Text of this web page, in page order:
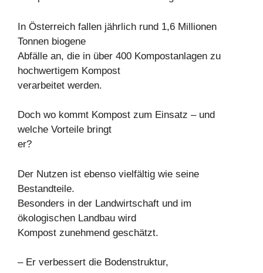
In Österreich fallen jährlich rund 1,6 Millionen
Tonnen biogene
Abfälle an, die in über 400 Kompostanlagen zu
hochwertigem Kompost
verarbeitet werden.
Doch wo kommt Kompost zum Einsatz – und
welche Vorteile bringt
er?
Der Nutzen ist ebenso vielfältig wie seine
Bestandteile.
Besonders in der Landwirtschaft und im
ökologischen Landbau wird
Kompost zunehmend geschätzt.
– Er verbessert die Bodenstruktur,